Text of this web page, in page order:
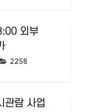
외부
조회수:
2258
관람 사업